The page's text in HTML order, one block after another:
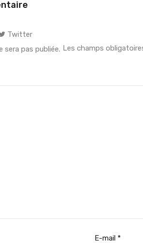
Twitter
sera pas publiée. Les champs
E-mail *